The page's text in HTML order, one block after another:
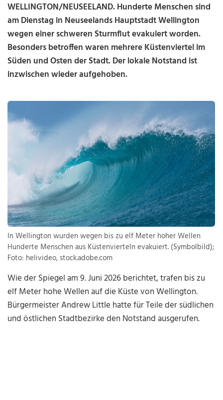
WELLINGTON/NEUSEELAND. Hunderte Menschen sind
am Dienstag in Neuseelands Hauptstadt Wellington
wegen einer schweren Sturmflut evakuiert worden.
Besonders betroffen waren mehrere Küstenviertel im
Süden und Osten der Stadt. Der lokale Notstand ist
inzwischen wieder aufgehoben.
In Wellington wurden wegen bis zu elf Meter hoher Wellen
Hunderte Menschen aus Küstenvierteln evakuiert. (Symbolbild);
Foto: helivideo, stock.adobe.com
Wie der Spiegel am 9. Juni 2026 berichtet, trafen bis zu
elf Meter hohe Wellen auf die Küste von Wellington.
Bürgermeister Andrew Little hatte für Teile der südlichen
und östlichen Stadtbezirke den Notstand ausgerufen.